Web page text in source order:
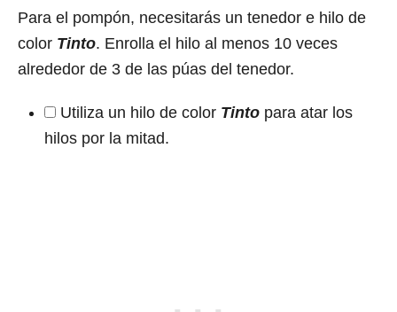
Para el pompón, necesitarás un tenedor e hilo de
color Tinto. Enrolla el hilo al menos 10 veces
alrededor de 3 de las púas del tenedor.
Utiliza un hilo de color Tinto para atar los
hilos por la mitad.